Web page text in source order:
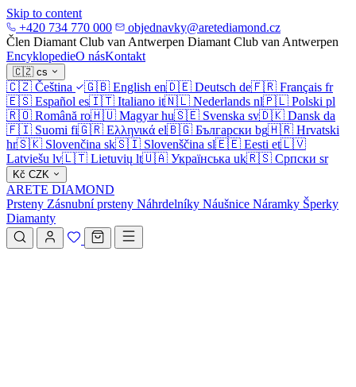
Skip to content
+420 734 770 000
objednavky@aretediamond.cz
Člen Diamant Club van Antwerpen Diamant Club van Antwerpen
EncyklopedieO násKontakt
🇨🇿 cs
🇨🇿 Čeština 🇬🇧 English en🇩🇪 Deutsch de🇫🇷 Français fr
🇪🇸 Español es🇮🇹 Italiano it🇳🇱 Nederlands nl🇵🇱 Polski pl
🇷🇴 Română ro🇭🇺 Magyar hu🇸🇪 Svenska sv🇩🇰 Dansk da
🇫🇮 Suomi fi🇬🇷 Ελληνικά el🇧🇬 Български bg🇭🇷 Hrvatski
hr🇸🇰 Slovenčina sk🇸🇮 Slovenščina sl🇪🇪 Eesti et🇱🇻
Latviešu lv🇱🇹 Lietuvių lt🇺🇦 Українська uk🇷🇸 Српски sr
Kč CZK
ARETE DIAMOND
Prsteny Zásnubní prsteny Náhrdelníky Náušnice Náramky Šperky
Diamanty